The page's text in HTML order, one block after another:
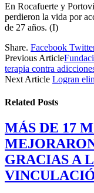
En Rocafuerte y
perdieron la vida por
de 27 años. (I)
Share. Facebook
Previous Article
terapia contra
Next Article Logran
Related Posts
MÁS DE 17
GRACIAS A